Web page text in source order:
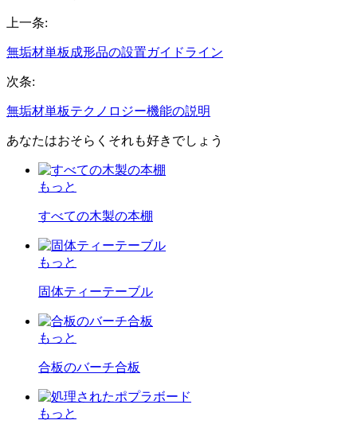
上一条:
無垢材単板成形品の設置ガイドライン
次条:
無垢材単板テクノロジー機能の説明
あなたはおそらくそれも好きでしょう
もっと
すべての木製の本棚
もっと
固体ティーテーブル
もっと
合板のバーチ合板
もっと